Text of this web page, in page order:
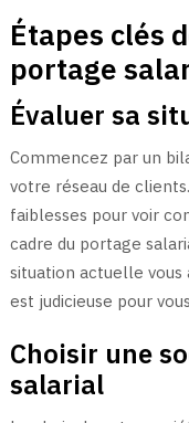
Étapes clés
portage
Évaluer sa
Commencez par un
votre réseau de
faiblesses pour voir
cadre du portage
situation actuelle
est judicieuse pour
Choisir une
salarial